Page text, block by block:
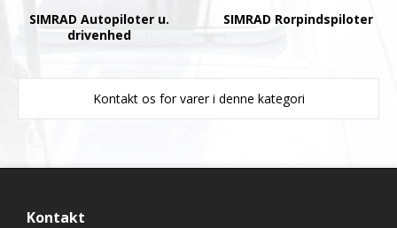
SIMRAD Autopiloter u.
drivenhed
SIMRAD Rorpindspiloter
Kontakt os for varer i denne kategori
Kontakt